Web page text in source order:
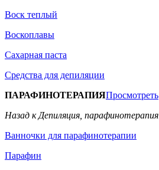
Воск теплый
Воскоплавы
Сахарная паста
Средства для депиляции
ПАРАФИНОТЕРАПИЯПросмотреть
Назад к Депиляция, парафинотерапия
Ванночки для парафинотерапии
Парафин